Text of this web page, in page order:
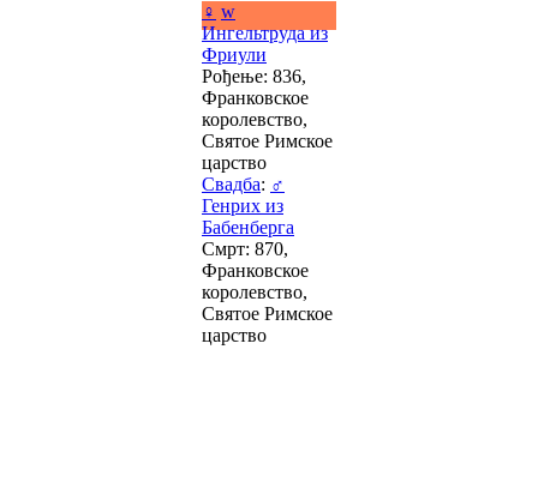
♀ w
Ингельтруда из
Фриули
Рођење: 836,
Франковское
королевство,
Святое Римское
царство
Свадба: ♂
Генрих из
Бабенберга
Смрт: 870,
Франковское
королевство,
Святое Римское
царство